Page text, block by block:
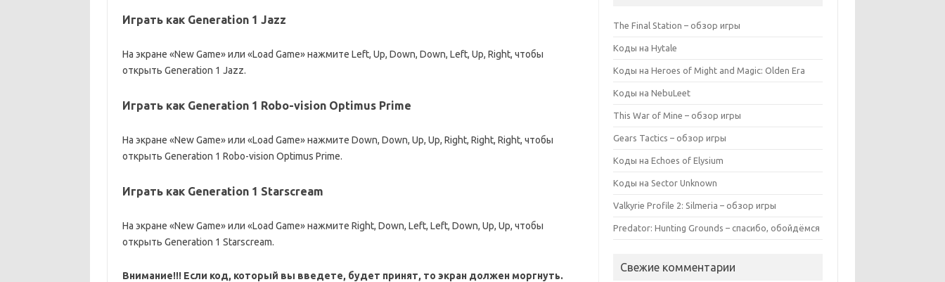
Играть как Generation 1 Jazz
На экране «New Game» или «Load Game» нажмите Left, Up, Down, Down, Left, Up, Right, чтобы
открыть Generation 1 Jazz.
Играть как Generation 1 Robo-vision Optimus Prime
На экране «New Game» или «Load Game» нажмите Down, Down, Up, Up, Right, Right, Right, чтобы
открыть Generation 1 Robo-vision Optimus Prime.
Играть как Generation 1 Starscream
На экране «New Game» или «Load Game» нажмите Right, Down, Left, Left, Down, Up, Up, чтобы
открыть Generation 1 Starscream.
Внимание!!! Если код, который вы введете, будет принят, то экран должен моргнуть.
The Final Station – обзор игры
Коды на Hytale
Коды на Heroes of Might and Magic: Olden Era
Коды на NebuLeet
This War of Mine – обзор игры
Gears Tactics – обзор игры
Коды на Echoes of Elysium
Коды на Sector Unknown
Valkyrie Profile 2: Silmeria – обзор игры
Predator: Hunting Grounds – спасибо, обойдёмся
Свежие комментарии